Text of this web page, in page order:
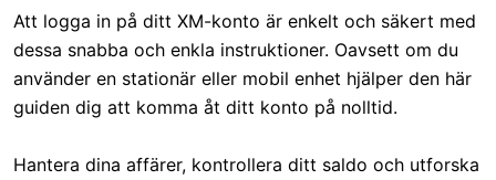
Att logga in på ditt XM-konto är enkelt och säkert med
dessa snabba och enkla instruktioner. Oavsett om du
använder en stationär eller mobil enhet hjälper den här
guiden dig att komma åt ditt konto på nolltid.
Hantera dina affärer, kontrollera ditt saldo och utforska